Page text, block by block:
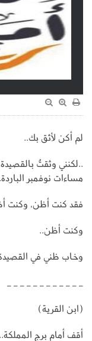
لم أكن لأثق بك..
..لكنني وثقتُ
مساءات نوفمبر
فقد كنت أظن، وكنت
وكنت أظن..
وخاب ظني في
(ابن القرية)
أقف أمام برج